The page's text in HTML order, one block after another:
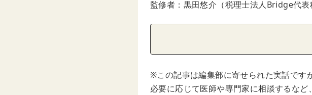
監修者：黒田悠介（税理士法人Bridge代表
※この記事は編集部に寄せられた実話です
必要に応じて医師や専門家に相談するな